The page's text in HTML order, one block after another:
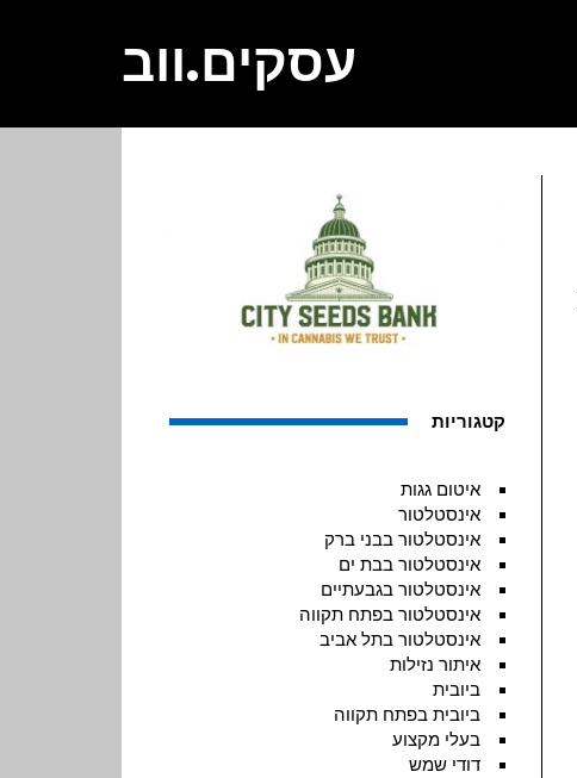
עסקים.ווב
קטגוריות
איטום גגות
אינסטלטור
אינסטלטור בבני ברק
אינסטלטור בבת ים
אינסטלטור בגבעתיים
אינסטלטור בפתח תקווה
אינסטלטור בתל אביב
איתור נזילות
ביובית
ביובית בפתח תקווה
בעלי מקצוע
דודי שמש